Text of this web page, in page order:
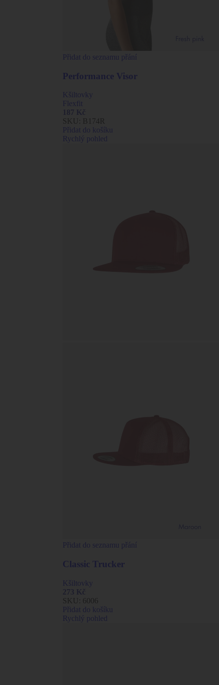
Přidat do seznamu přání
Performance Visor
Kšiltovky
Flexfit
SKU:
B174R
Přidat do košíku
Rychlý pohled
Přidat do seznamu přání
Classic Trucker
Kšiltovky
SKU: 6006
Přidat do košíku
Rychlý pohled